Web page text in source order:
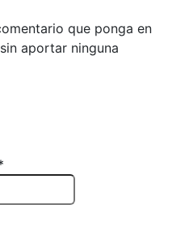
que ponga en
aportar ninguna